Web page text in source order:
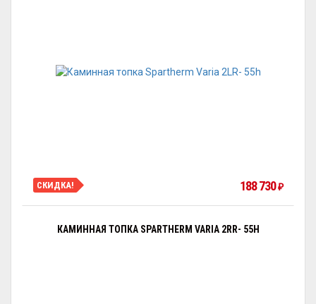
СКИДКА! 188 730₽
КАМИННАЯ ТОПКА SPARTHERM VARIA 2RR- 55H